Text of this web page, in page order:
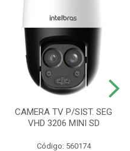
CAMERA TV P/SIST. SEG
VHD 3206 MINI SD
Código: 560174